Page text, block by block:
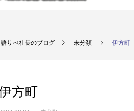
語りべ社長のブログ 未分類 伊方町
方町